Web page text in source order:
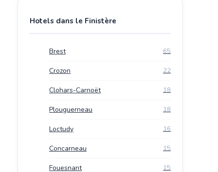
Hotels dans le Finistère
Brest 65
Crozon 22
Clohars-Carnoët 18
Plouguerneau 18
Loctudy 16
Concarneau 15
Fouesnant 15